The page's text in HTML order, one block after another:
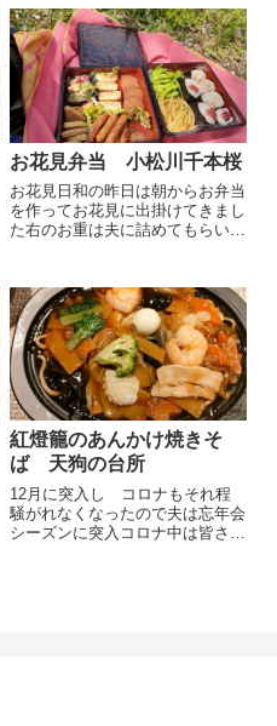
的に「もっとTokyo」を開始する
ようです都内しか対象になりませ
んが無いよりはましで...
お花見弁当 小松川千本桜
お花見日和の昨日は朝からお弁当
を作ってお花見に出掛けてきまし
た右のお重は夫に詰めてもらいま
諸々を持って出発小松川千本桜満
開です 花びらがヒラヒラと舞っ
ています芝生にレジャーシート
を...
紅燈籠のあんかけ焼きそ
ば 天狗の台所
12月に突入し コロナもそれ程
騒がれなくなったので夫は忘年会
シーズンに突入コロナ中は皆さん